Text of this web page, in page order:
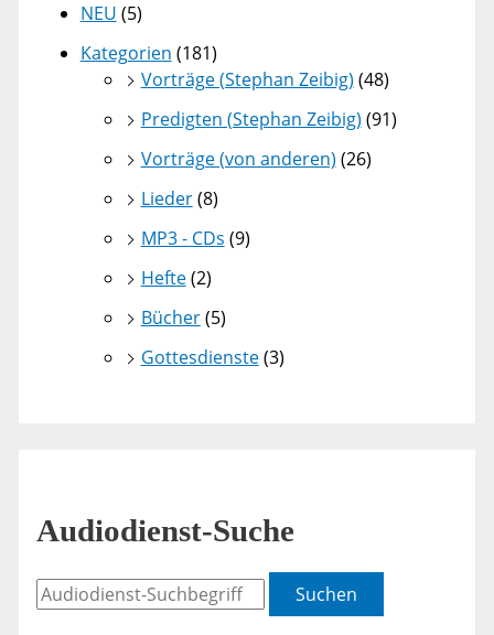
NEU (5)
Kategorien (181)
Vorträge (Stephan Zeibig) (48)
Predigten (Stephan Zeibig) (91)
Vorträge (von anderen) (26)
Lieder(8)
MP3 - CDs (9)
Hefte(2)
Bücher(5)
Gottesdienste(3)
Audiodienst-Suche
Suchen